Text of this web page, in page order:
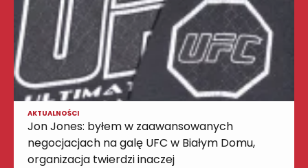
AKTUALNOŚCI
Jon Jones: byłem w zaawansowanych
negocjacjach na galę UFC w Białym Domu,
organizacja twierdzi inaczej